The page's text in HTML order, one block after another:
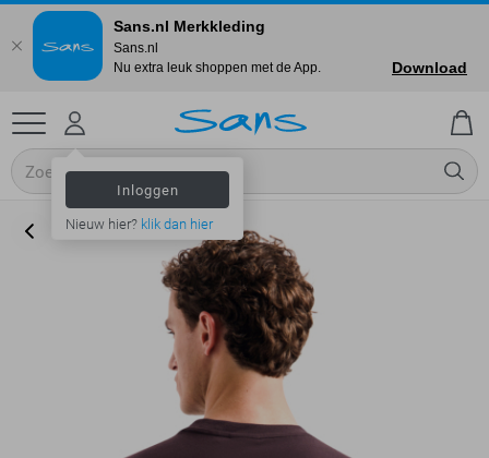
Inloggen
Nieuw hier? klik dan hier
Sans.nl Merkkleding
Sans.nl
Nu extra leuk shoppen met de App.
Download